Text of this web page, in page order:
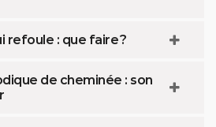
refoule : que faire ?
de cheminée : son